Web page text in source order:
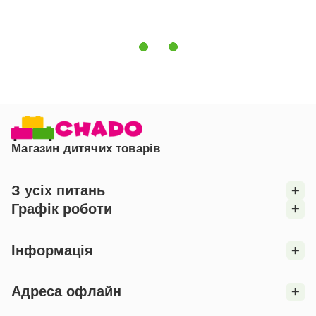
Магазин дитячих товарів
З усіх питань
+
Графік роботи
+
Інформація +
Адреса офлайн +